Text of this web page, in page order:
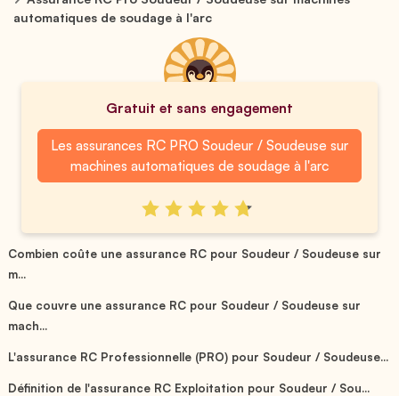
automatiques de soudage à l'arc
Gratuit et sans engagement
Les assurances RC PRO Soudeur / Soudeuse sur
machines automatiques de soudage à l'arc
Combien coûte une assurance RC pour Soudeur / Soudeuse sur
m...
Que couvre une assurance RC pour Soudeur / Soudeuse sur
mach...
L'assurance RC Professionnelle (PRO) pour Soudeur / Soudeuse...
Définition de l'assurance RC Exploitation pour Soudeur / Sou...